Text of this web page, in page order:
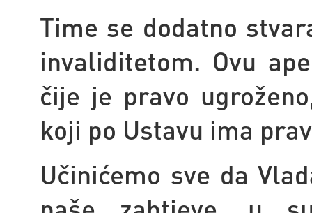
Time se dodatno
invaliditetom. Ovu
čije je pravo
koji po Ustavu ima
Učinićemo sve da